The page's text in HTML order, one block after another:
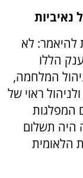
נאיביות
להיאמר: לא
הללו
המלחמה,
ראוי של
המפלגות
היה תשלום
הלאומית